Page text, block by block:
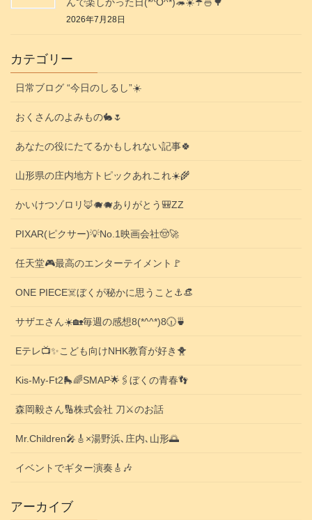
2026年7月28日
カテゴリー
日常ブログ “今日のしるし”☀️
おくさんのよみもの🐇🌷
あなたの役にたてるかもしれない記事🍀
山形県の庄内地方トピックあれこれ☀️🌾
かいけつゾロリ🦊🐗🐗ありがとう🎒ZZ
PIXAR(ピクサー)💡No.1映画会社🤠🚀
任天堂🎮️最高のエンターテイメント🚩
ONE PIECE☠️ぼくが秘かに思うこと⚓️👒
サザエさん☀️🏡毎週の感想8(*^^*)8🕡️🍵
Eテレ📺️✨こども向けNHK教育が好き🐥
Kis-My-Ft2🛼🌈SMAP🌟🖇️ぼくの青春👣
森岡毅さん🔢株式会社 刀⚔️のお話
Mr.Children🎤🎸×湯野浜､庄内､山形🌅
イベントでギター演奏🎸🎶
アーカイブ